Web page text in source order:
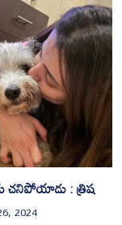
చనిపోయాడు : త్రిష
2024